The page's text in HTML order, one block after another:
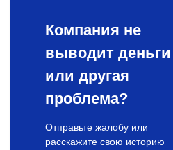
Компания не
выводит деньги
или другая
проблема?
Отправьте жалобу или
расскажите свою историю